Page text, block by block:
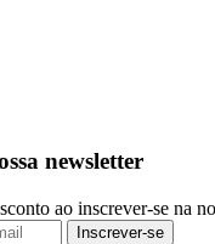
newsletter
ao inscrever-se na
Inscrever-se